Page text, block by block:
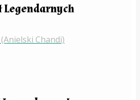
Legendarnych
Chandi)